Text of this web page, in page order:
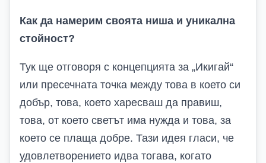
Как да намерим своята ниша и уникална
стойност?
Тук ще отговоря с концепцията за „Икигай“
или пресечната точка между това в което си
добър, това, което харесваш да правиш,
това, от което светът има нужда и това, за
което се плаща добре. Тази идея гласи, че
удовлетворението идва тогава, когато